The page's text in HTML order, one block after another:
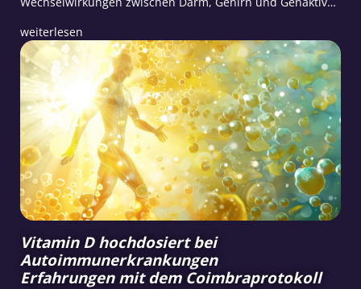
weiterlesen
Vitamin D hochdosiert bei
Autoimmunerkrankungen
Erfahrungen mit dem Coimbraprotokoll